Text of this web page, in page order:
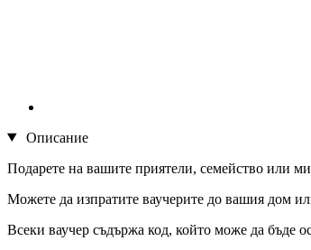
Описание
Подарете на вашите приятели, семейство или
Можете да изпратите ваучерите до вашия дом
Всеки ваучер съдържа код, който може да бъде